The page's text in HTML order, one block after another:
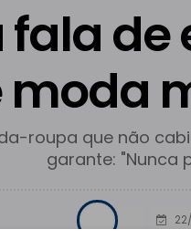
roupa que não
garante: "Nunca